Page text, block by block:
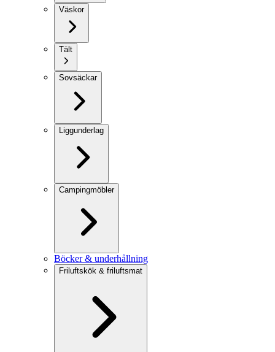
Väskor
Tält
Sovsäckar
Liggunderlag
Campingmöbler
Böcker & underhållning
Friluftskök & friluftsmat